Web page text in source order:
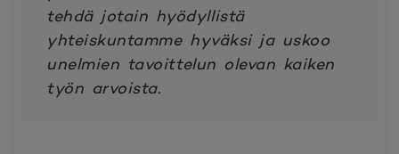
tehdä jotain hyödyllistä
yhteiskuntamme hyväksi ja uskoo
unelmien tavoittelun olevan kaiken
työn arvoista.